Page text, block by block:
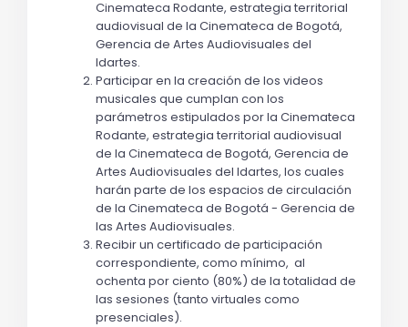
Cinemateca Rodante, estrategia territorial
audiovisual de la Cinemateca de Bogotá,
Gerencia de Artes Audiovisuales del
Idartes.
Participar en la creación de los videos
musicales que cumplan con los
parámetros estipulados por la Cinemateca
Rodante, estrategia territorial audiovisual
de la Cinemateca de Bogotá, Gerencia de
Artes Audiovisuales del Idartes, los cuales
harán parte de los espacios de circulación
de la Cinemateca de Bogotá - Gerencia de
las Artes Audiovisuales.
Recibir un certificado de participación
correspondiente, como mínimo,  al
ochenta por ciento (80%) de la totalidad de
las sesiones (tanto virtuales como
presenciales).